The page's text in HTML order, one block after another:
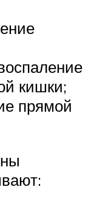
кишки;
прямой